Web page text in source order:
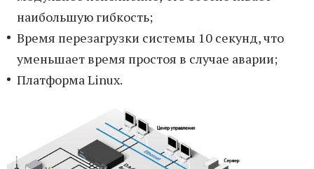
наибольшую гибкость;
Время перезагрузки системы 10 секунд, что
уменьшает время простоя в случае аварии;
Платформа Linux.